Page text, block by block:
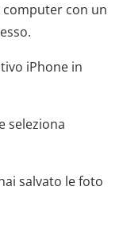
computer con un
iPhone in
seleziona
salvato le foto